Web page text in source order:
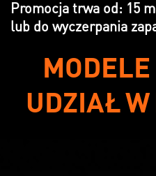
Promocja trwa od: 15
lub do wyczerpania
UDZIAŁ W